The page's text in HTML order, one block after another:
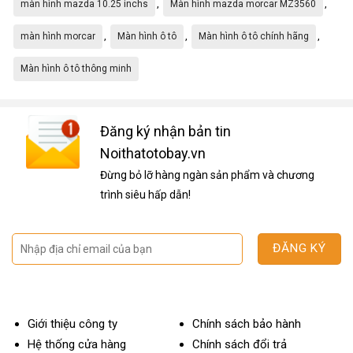
màn hình mazda 10.25 inchs , Màn hình mazda morcar MZ3560 ,
màn hình morcar , Màn hình ô tô , Màn hình ô tô chính hãng ,
Màn hình ô tô thông minh
Đăng ký nhận bản tin
Noithatotobay.vn
Đừng bỏ lỡ hàng ngàn sản phẩm và chương
trình siêu hấp dẫn!
Giới thiệu công ty
Hệ thống cửa hàng
Chính sách bảo hành
Chính sách đổi trả